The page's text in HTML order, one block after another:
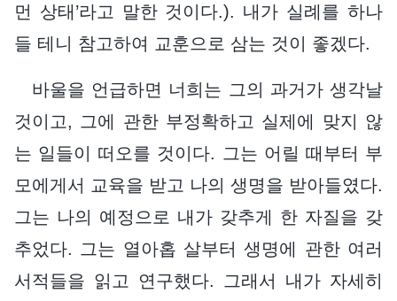
먼 상태’라고 말한 것이다.). 내가 실례를 하나
들 테니 참고하여 교훈으로 삼는 것이 좋겠다.
바울을 언급하면 너희는 그의 과거가 생각날
것이고, 그에 관한 부정확하고 실제에 맞지 않
는 일들이 떠오를 것이다. 그는 어릴 때부터 부
모에게서 교육을 받고 나의 생명을 받아들였다.
그는 나의 예정으로 내가 갖추게 한 자질을 갖
추었다. 그는 열아홉 살부터 생명에 관한 여러
서적들을 읽고 연구했다. 그래서 내가 자세히